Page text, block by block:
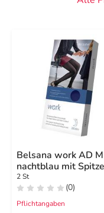
Belsana work AD M
nachtblau mit Spitze
2 St
(0)
Pflichtangaben